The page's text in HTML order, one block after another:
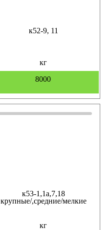
к52-9, 11
кг
8000
к53-1,1а,7,18
крупные/,средние/мелкие
кг